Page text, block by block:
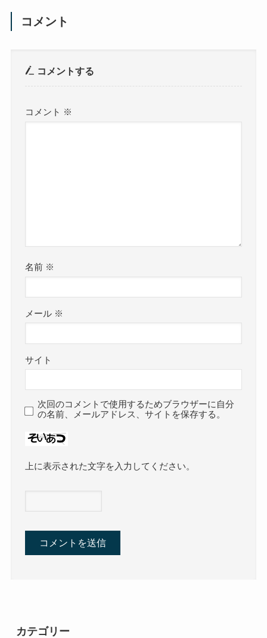
コメント
コメントする
コメント ※
名前 ※
メール ※
サイト
次回のコメントで使用するためブラウザーに自分
の名前、メールアドレス、サイトを保存する。
上に表示された文字を入力してください。
カテゴリー